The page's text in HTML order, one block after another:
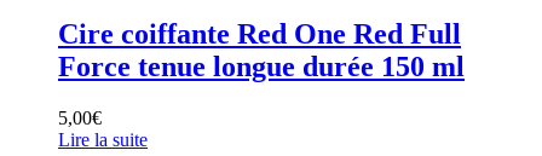
Cire coiffante Red One Red Full
Force tenue longue durée 150 ml
5,00€
Lire la suite